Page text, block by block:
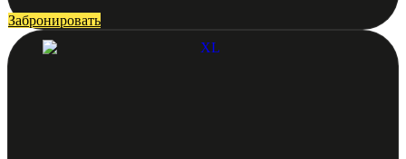
Забронировать